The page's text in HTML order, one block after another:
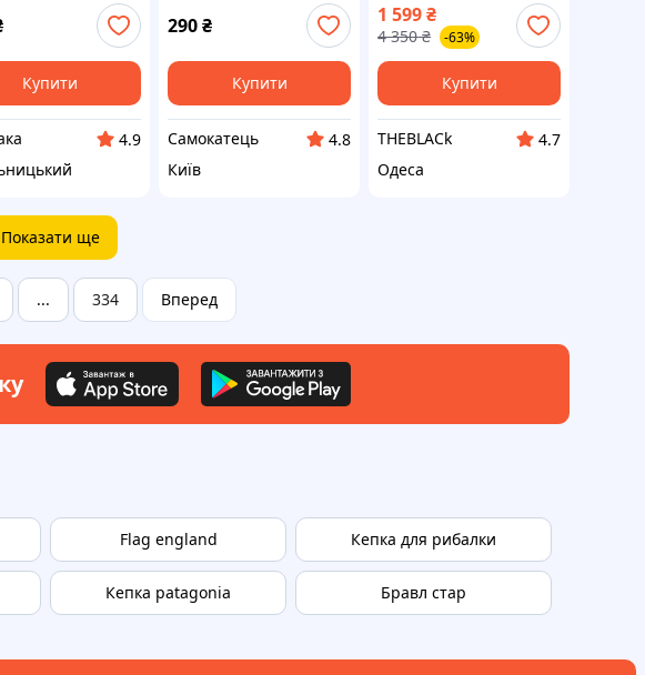
жіноча кепка
Купити
4.9
Чорна
290₴
Купити
Самокатець
4.8
Київ
1 599₴
4 350 ₴ -63%
Купити
THEBLACk
4.7
Одеса
Показати ще
... 334 Вперед
Flag england
Кепка patagonia
Кепка для рибалки
Бравл стар